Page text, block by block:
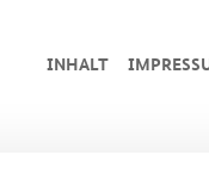
INHALT